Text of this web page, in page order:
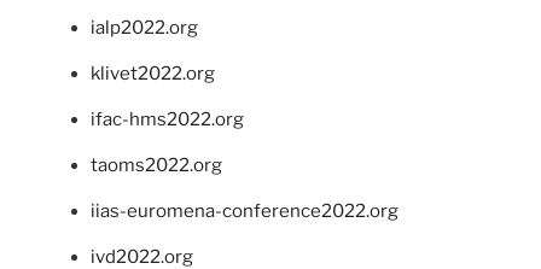
ialp2022.org
klivet2022.org
ifac-hms2022.org
taoms2022.org
iias-euromena-conference2022.org
ivd2022.org